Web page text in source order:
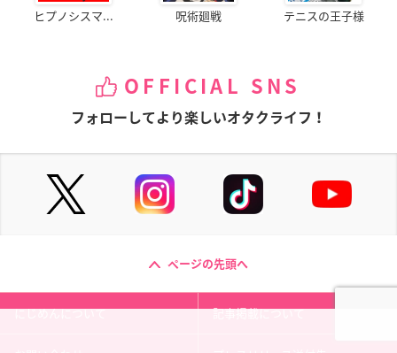
ヒプノシスマ... 呪術廻戦 テニスの王子様
OFFICIAL SNS
フォローしてより楽しいオタクライフ！
ページの先頭へ
にじめんについて 記事掲載について